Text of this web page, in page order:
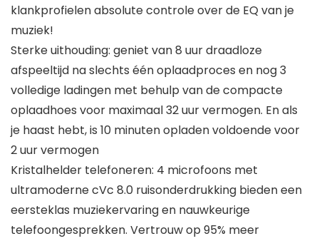
klankprofielen absolute controle over de EQ van je
muziek!
Sterke uithouding: geniet van 8 uur draadloze
afspeeltijd na slechts één oplaadproces en nog 3
volledige ladingen met behulp van de compacte
oplaadhoes voor maximaal 32 uur vermogen. En als
je haast hebt, is 10 minuten opladen voldoende voor
2 uur vermogen
Kristalhelder telefoneren: 4 microfoons met
ultramoderne cVc 8.0 ruisonderdrukking bieden een
eersteklas muziekervaring en nauwkeurige
telefoongesprekken. Vertrouw op 95% meer